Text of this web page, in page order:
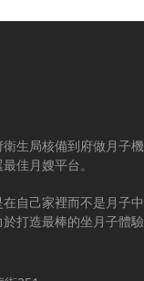
生局核備到府做月子
佳月嫂平台。
自己家裡而不是月子
打造最棒的坐月子體